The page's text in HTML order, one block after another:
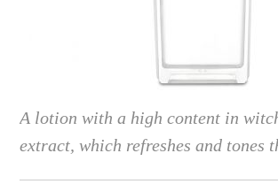
A lotion with a high content in
extract, which refreshes and tones